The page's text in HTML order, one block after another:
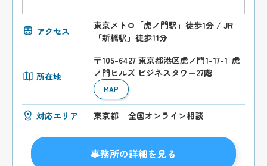
アクセス
東京メトロ「虎ノ門駅」徒歩1分 / JR
「新橋駅」徒歩11分
所在地
〒105-6427 東京都港区虎ノ門1-17-1 虎
ノ門ヒルズ ビジネスタワー27階
MAP
対応エリア 東京都 全国オンライン相談
事務所の詳細を見る